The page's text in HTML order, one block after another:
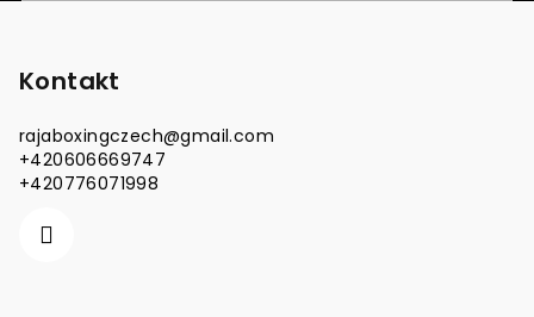
Kontakt
rajaboxingczech@gmail.com
+420606669747
+420776071998